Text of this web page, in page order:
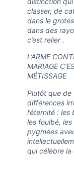
classer, de
dans le
dans des
c’est relier .
L’ARME
MARIAGE
MÉTISSAGE
Plutôt que de
différences
l’éternité :
les foulbé,
pygmées
qui célèbre la